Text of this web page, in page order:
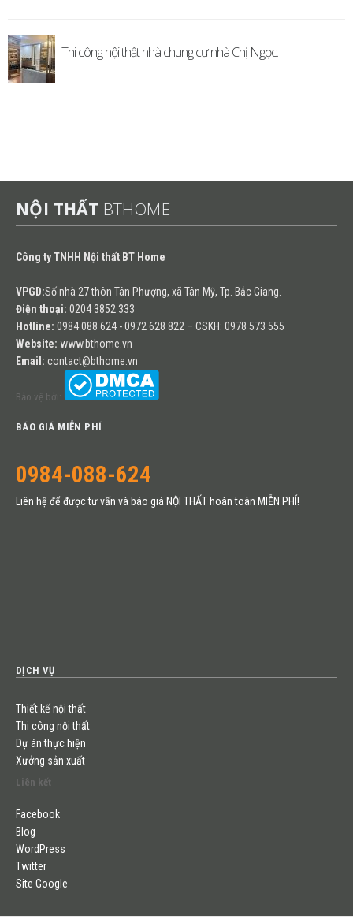
Thi công nội thất nhà chung cư nhà Chị Ngọc…
NỘI THẤT BTHOME
Công ty TNHH Nội thất BT Home
VPGD:Số nhà 27 thôn Tân Phượng, xã Tân Mỹ, Tp. Bắc Giang.
Điện thoại: 0204 3852 333
Hotline: 0984 088 624 - 0972 628 822 – CSKH: 0978 573 555
Website: www.bthome.vn
Email: contact@bthome.vn
Bảo vệ bởi:
BÁO GIÁ MIỄN PHÍ
0984-088-624
Liên hệ để được tư vấn và báo giá NỘI THẤT hoàn toàn MIỄN PHÍ!
DỊCH VỤ
Thiết kế nội thất
Thi công nội thất
Dự án thực hiện
Xưởng sản xuất
Liên kết
Facebook
Blog
WordPress
Twitter
Site Google